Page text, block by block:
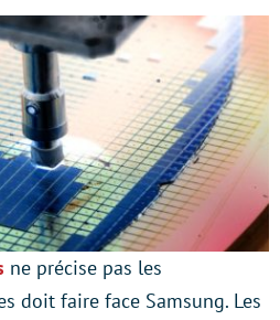
ne précise pas les
doit faire face Samsung. Les